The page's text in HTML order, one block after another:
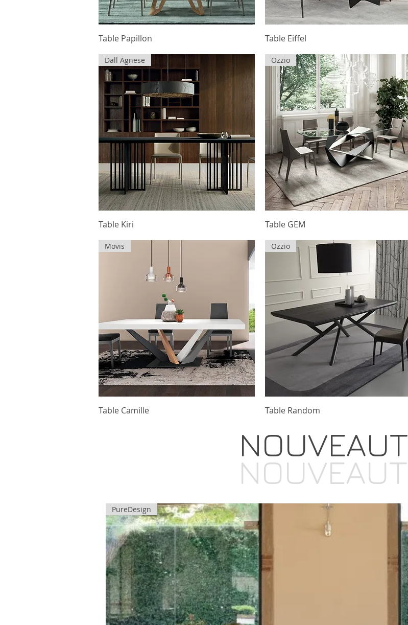
Table Papillon Table Eiffel
Dall Agnese
Table Kiri
Ozzio
Table GEM
Movis
Table Camille
Ozzio
Table Random
NOUVEAUT
NOUVEAUT
PureDesign